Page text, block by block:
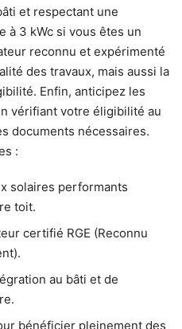
et respectant une
à 3 kWc si vous êtes un
reconnu et expérimenté
des travaux, mais aussi la
Enfin, anticipez les
vérifiant votre éligibilité au
documents nécessaires.
:
solaires performants
toit.
certifié RGE (Reconnu
au bâti et de
bénéficier pleinement des